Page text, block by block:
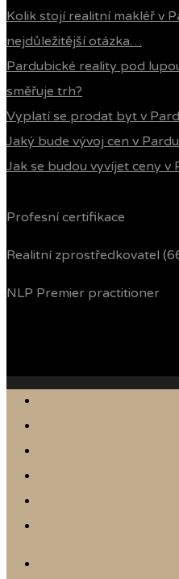
Kolik stojí realitní makléř v
nejdůležitější otázka…
Pardubické reality pod
směřuje trh?
Vyplatí se prodat byt v
Jaký bude vývoj cen v
Jak se budou vyvíjet ceny v
Profesní certifikace
Realitní zprostředkovatel
NLP Premier practitioner